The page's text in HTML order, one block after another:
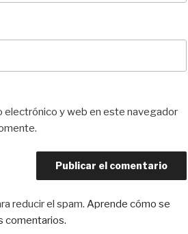
electrónico y web en este navegador
reducir el spam. Aprende cómo se
comentarios.